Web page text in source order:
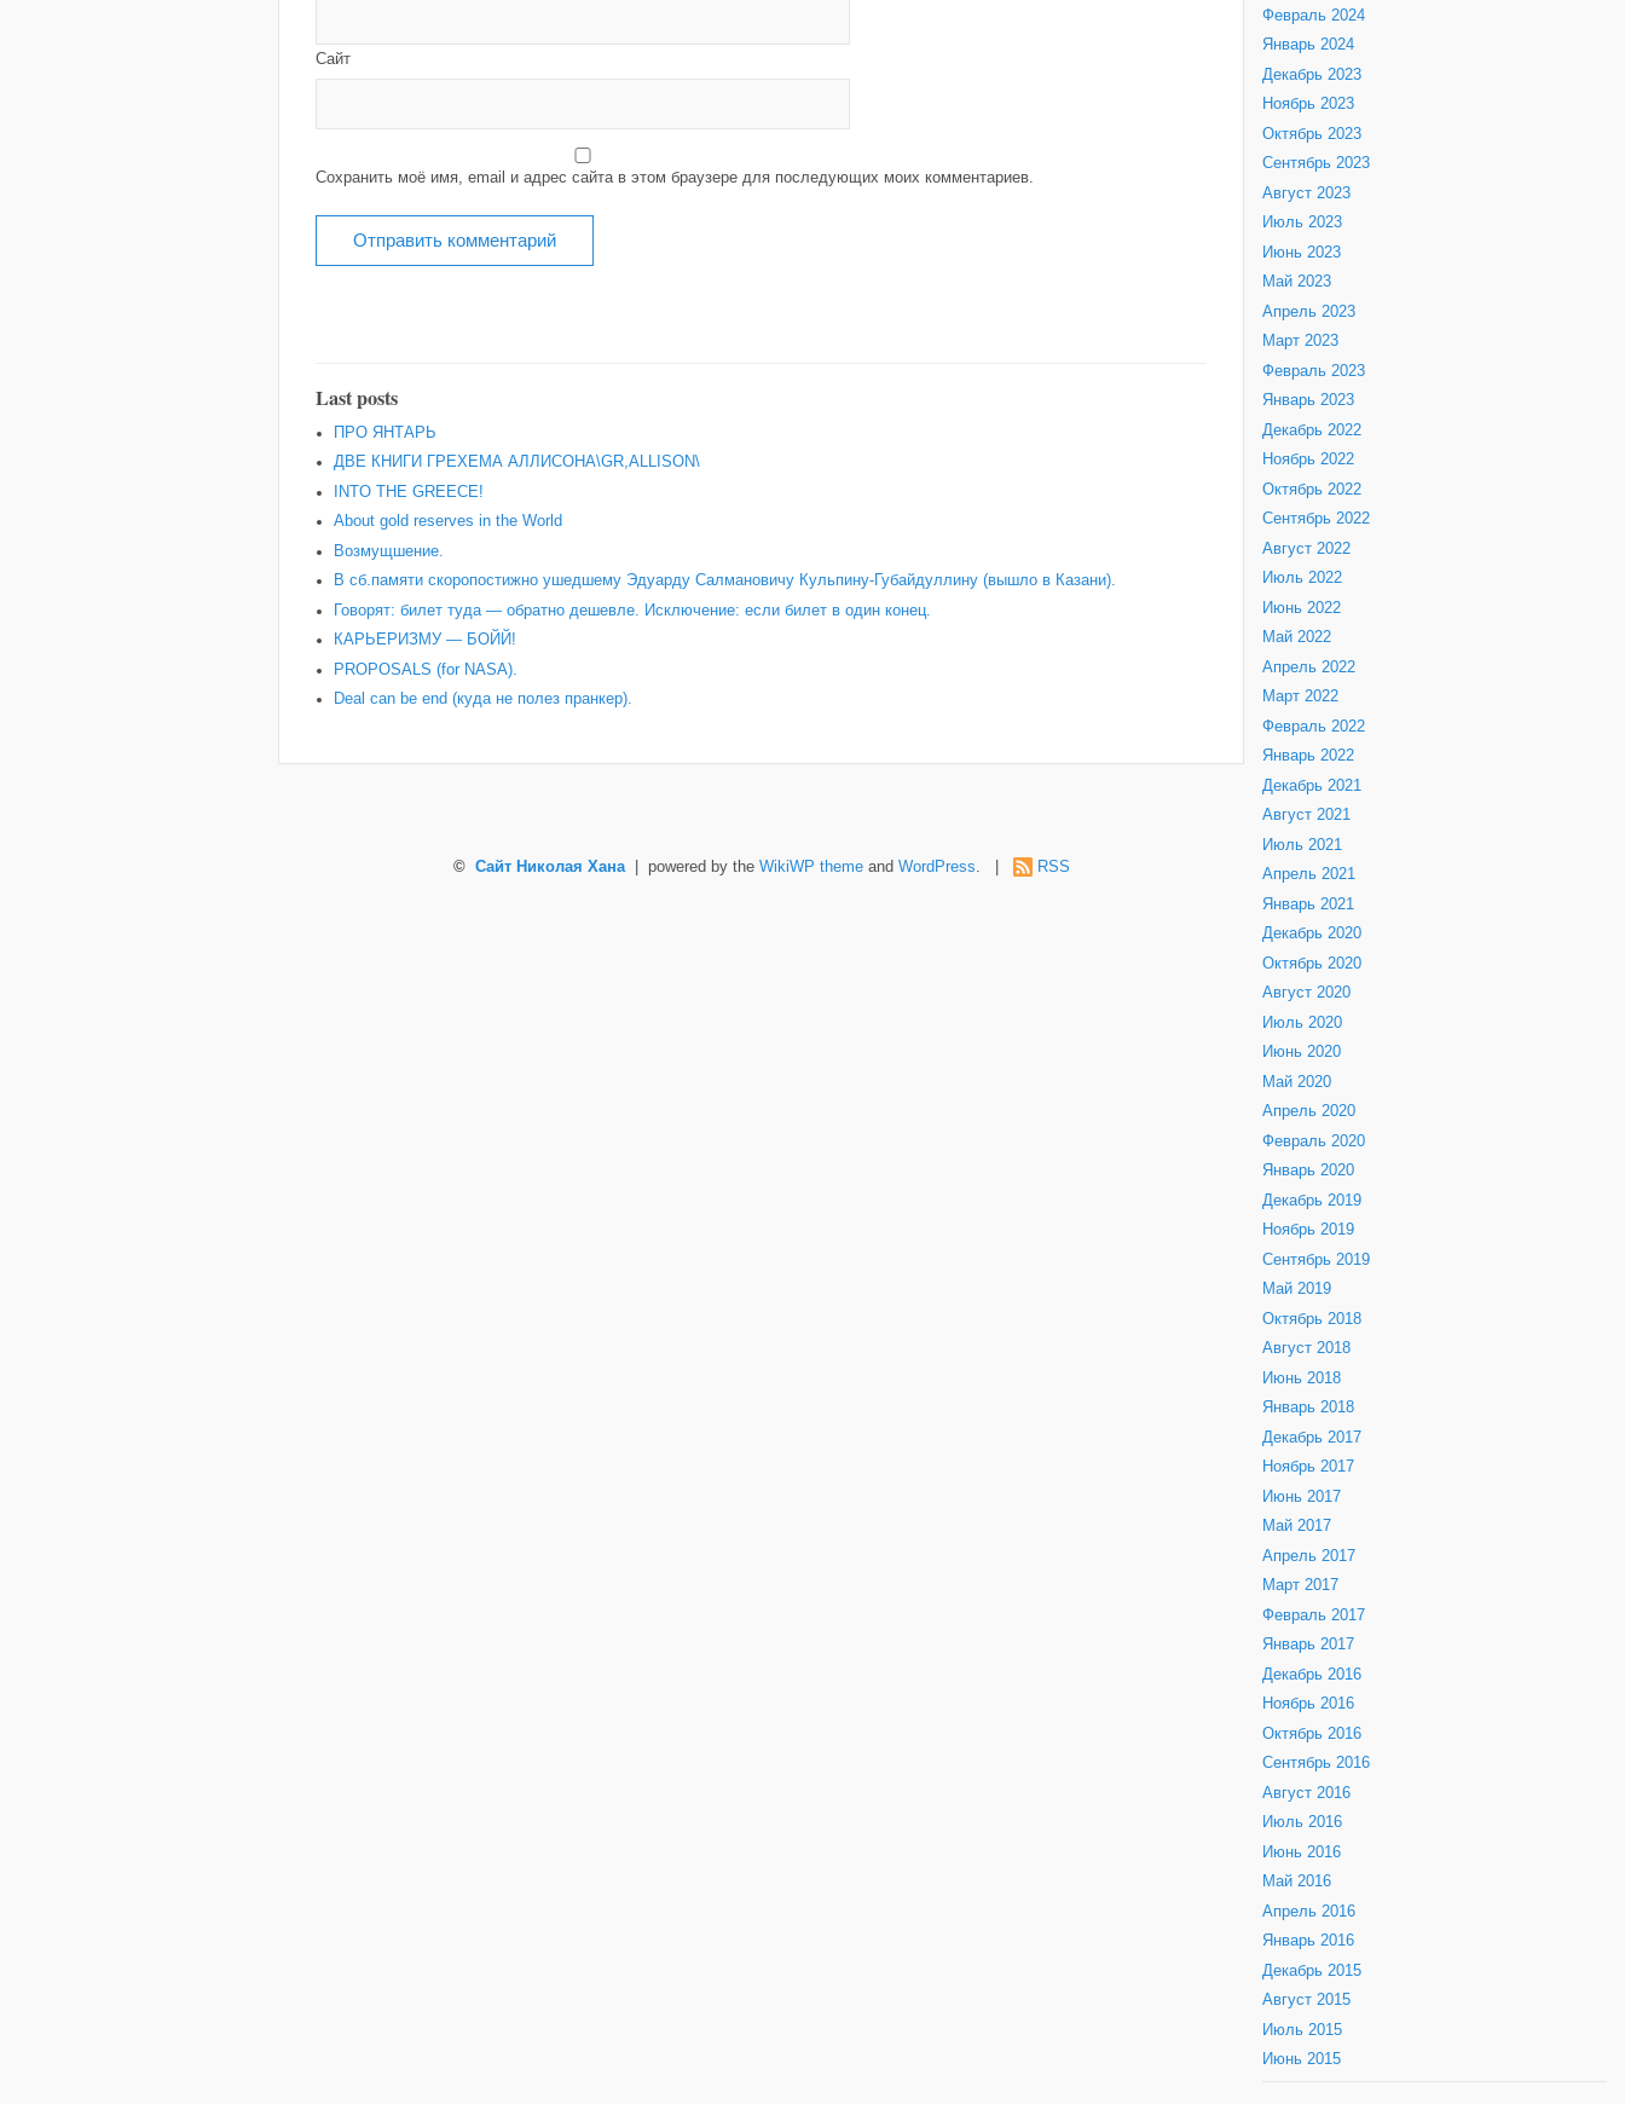
Сайт
Сохранить моё имя, email и адрес сайта в этом браузере для последующих моих комментариев.
Last posts
ПРО ЯНТАРЬ
ДВЕ КНИГИ ГРЕХЕМА АЛЛИСОНА\GR,ALLISON\
INTO THE GREECE!
About gold reserves in the World
Возмущшение.
В сб.памяти скоропостижно ушедшему Эдуарду Салмановичу Кульпину-Губайдуллину (вышло в Казани).
Говорят: билет туда — обратно дешевле. Исключение: если билет в один конец.
КАРЬЕРИЗМУ — БОЙЙ!
PROPOSALS (for NASA).
Deal can be end (куда не полез пранкер).
Февраль 2024
Январь 2024
Декабрь 2023
Ноябрь 2023
Октябрь 2023
Сентябрь 2023
Август 2023
Июль 2023
Июнь 2023
Май 2023
Апрель 2023
Март 2023
Февраль 2023
Январь 2023
Декабрь 2022
Ноябрь 2022
Октябрь 2022
Сентябрь 2022
Август 2022
Июль 2022
Июнь 2022
Май 2022
Апрель 2022
Март 2022
Февраль 2022
Январь 2022
Декабрь 2021
Август 2021
Июль 2021
Апрель 2021
Январь 2021
Декабрь 2020
Октябрь 2020
Август 2020
Июль 2020
Июнь 2020
Май 2020
Апрель 2020
Февраль 2020
Январь 2020
Декабрь 2019
Ноябрь 2019
Сентябрь 2019
Май 2019
Октябрь 2018
Август 2018
Июнь 2018
Январь 2018
Декабрь 2017
Ноябрь 2017
Июнь 2017
Май 2017
Апрель 2017
Март 2017
Февраль 2017
Январь 2017
Декабрь 2016
Ноябрь 2016
Октябрь 2016
Сентябрь 2016
Август 2016
Июль 2016
Июнь 2016
Май 2016
Апрель 2016
Январь 2016
Декабрь 2015
Август 2015
Июль 2015
Июнь 2015
© Сайт Николая Хана| powered by the WikiWP themeand WordPress. | RSS